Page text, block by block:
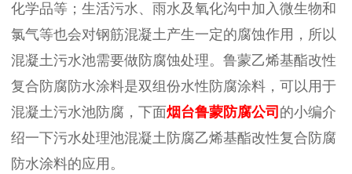
化学品等；生活污水、雨水及氧化沟中加入微生物和
氯气等也会对钢筋混凝土产生一定的腐蚀作用，所以
混凝土污水池需要做防腐蚀处理。鲁蒙乙烯基酯改性
复合防腐防水涂料是双组份水性防腐涂料，可以用于
混凝土污水池防腐，下面烟台鲁蒙防腐公司 的小编介
绍一下污水处理池混凝土防腐乙烯基酯改性复合防腐
防水涂料的应用。